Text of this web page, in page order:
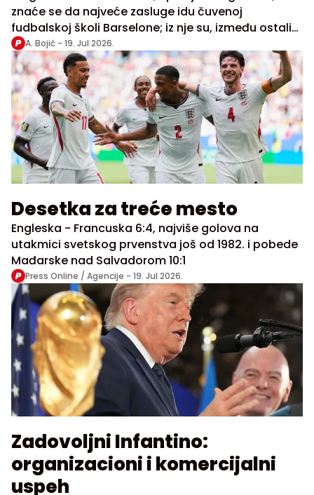
znaće se da najveće zasluge idu čuvenoj
fudbalskoj školi Barselone; iz nje su, između ostalih,
izašle i najveće zvezde oba tima, i Mesi, i Jamal
A. Bojić - 19. Jul 2026.
Desetka za treće mesto
Engleska - Francuska 6:4, najviše golova na
utakmici svetskog prvenstva još od 1982. i pobede
Mađarske nad Salvadorom 10:1
Press Online / Agencije - 19. Jul 2026.
Zadovoljni Infantino:
organizacioni i komercijalni
uspeh